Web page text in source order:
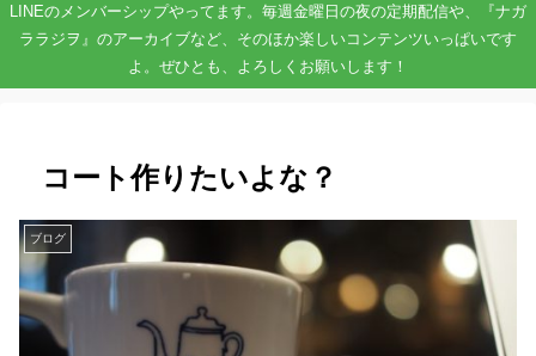
LINEのメンバーシップやってます。毎週金曜日の夜の定期配信や、『ナガ
ララジヲ』のアーカイブなど、そのほか楽しいコンテンツいっぱいです
よ。ぜひとも、よろしくお願いします！
コート作りたいよな？
ブログ